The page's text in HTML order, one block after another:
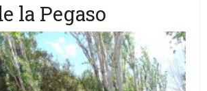
la Pegaso